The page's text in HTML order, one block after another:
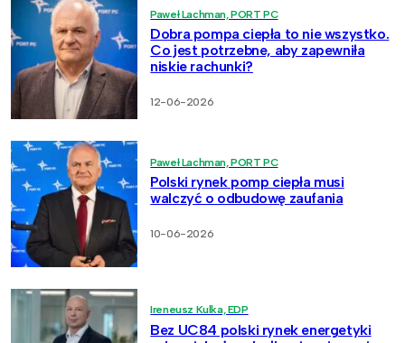
Paweł Lachman, PORT PC
Dobra pompa ciepła to nie wszystko.
Co jest potrzebne, aby zapewniła
niskie rachunki?
12-06-2026
Paweł Lachman, PORT PC
Polski rynek pomp ciepła musi
walczyć o odbudowę zaufania
10-06-2026
Ireneusz Kulka, EDP
Bez UC84 polski rynek energetyki